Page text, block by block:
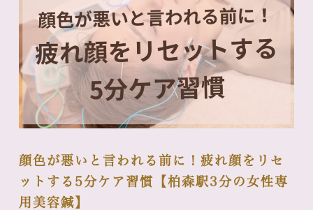
顔色が悪いと言われる前に！疲れ顔をリセ
ットする5分ケア習慣【柏森駅3分の女性専
用美容鍼】